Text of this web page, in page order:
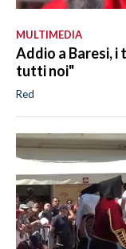
MULTIMEDIA
Addio a Baresi, i
tutti noi"
Red